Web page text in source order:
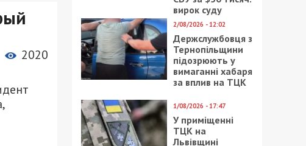
2020
вирок суду
2/08/2026 - 12:02
Держслужбовця з
Тернопільщини
підозрюють у
вимаганні хабаря
за вплив на ТЦК
1/08/2026 - 17:47
У приміщенні
ТЦК на
Львівщині